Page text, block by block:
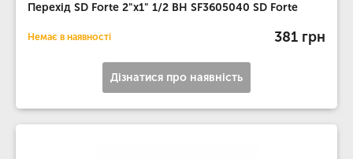
Перехід SD Forte 2"х1" 1/2 ВН SF3605040 SD Forte
Немає в наявності 381 грн
Дізнатися про наявність